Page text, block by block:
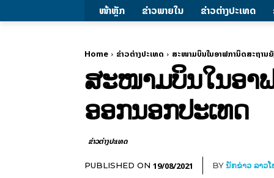
ໜ້າຫຼັກ ຂ່າວພາຍ​ໃນ ຂ່າວຕ່າງປະເທດ
Home ຂ່າວຕ່າງປະເທດ ສະໜາມບິນໃນອາຟການິດສະຖາ
ສະໜາມບິນໃນອາ
ອອກນອກປະເທດ
ຂ່າວຕ່າງປະເທດ
PUBLISHED ON 19/08/2021 BYນັກຂ່າວ ລາວ